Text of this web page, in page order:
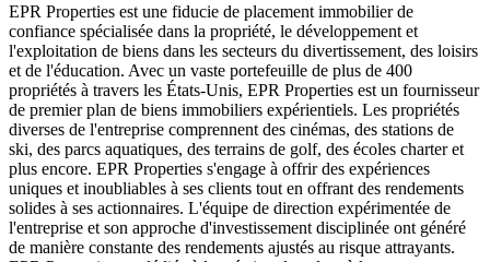
EPR Properties est une fiducie de placement immobilier de
confiance spécialisée dans la propriété, le développement et
l'exploitation de biens dans les secteurs du divertissement, des loisirs
et de l'éducation. Avec un vaste portefeuille de plus de 400
propriétés à travers les États-Unis, EPR Properties est un fournisseur
de premier plan de biens immobiliers expérientiels. Les propriétés
diverses de l'entreprise comprennent des cinémas, des stations de
ski, des parcs aquatiques, des terrains de golf, des écoles charter et
plus encore. EPR Properties s'engage à offrir des expériences
uniques et inoubliables à ses clients tout en offrant des rendements
solides à ses actionnaires. L'équipe de direction expérimentée de
l'entreprise et son approche d'investissement disciplinée ont généré
de manière constante des rendements ajustés au risque attrayants.